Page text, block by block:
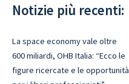
Notizie più recenti:
La space economy vale oltre
600 miliardi, OHB Italia: “Ecco le
figure ricercate e le opportunità